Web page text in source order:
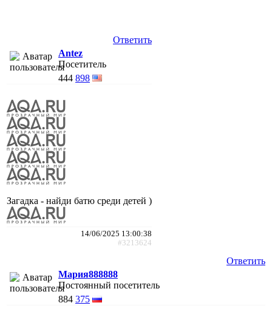
Ответить
Antez
Посетитель
444 898
Загадка - найди батю среди детей )
14/06/2025 13:00:38
#3213624
Ответить
Мария888888
Постоянный посетитель
884 375